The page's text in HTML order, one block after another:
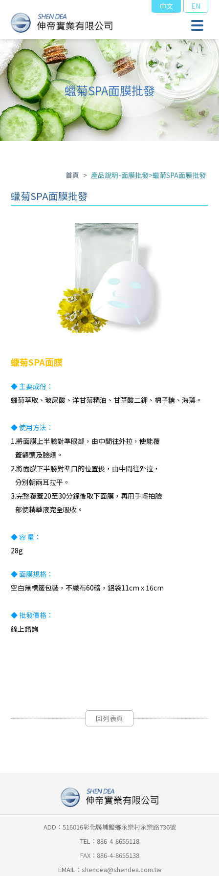
中文 EN
蠟菊SPA面膜批發
首頁 > 產品說明-面膜批發>蠟菊SPA面膜批發
蠟菊SPA面膜批發
蠟菊SPA面膜
◆ 主要成份：
蠟菊萃取、玻尿酸、洋甘菊精油、甘草酸二鉀、棉子糖、海藻。
◆ 使用方法：
1.將面膜上半臉對準眼部，由中間往外拉，使能覆
蓋額頭及臉頰。
2.將面膜下半臉對準口的位置後，由中間往外拉，
分別朝兩耳拉平。
3.完整覆蓋20至30分鐘後取下面膜，再用手輕拍臉
部使精華液完全吸收。
◆ 容 量：
28g
◆ 面膜規格：
空白無標籤包裝，不織布60磅，鋁袋11cm x 16cm
◆ 批發價格：
線上諮詢
回列表頁
ADD：516016彰化縣埔鹽鄉永樂村永樂路736號
TEL：886-4-8655118
FAX：886-4-8655138
EMAIL： shendea@shendea.com.tw